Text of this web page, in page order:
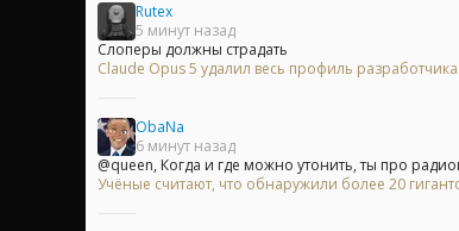
Rutex
5 минут назад
Слоперы должны страдать
Claude Opus 5 удалил весь профиль
ObaNa
6 минут назад
@queen, Когда и где можно утонить, ты про
Учёные считают, что обнаружили более 20